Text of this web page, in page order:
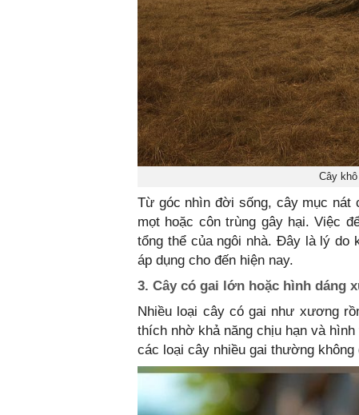
Cây
Từ góc nhìn đời sống, cây mục nát
mọt hoặc côn trùng gây hại. Việc
tổng thể của ngôi nhà. Đây là lý
áp dụng cho đến hiện nay.
3. Cây có gai lớn hoặc hình dáng
Nhiều loại cây có gai như xương
thích nhờ khả năng chịu hạn và
các loại cây nhiều gai thường